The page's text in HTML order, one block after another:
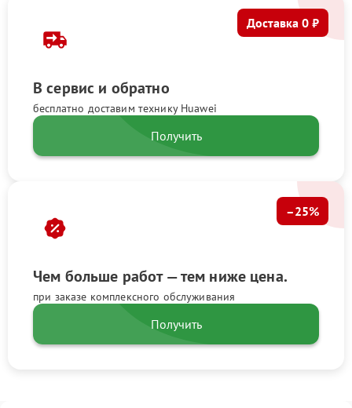
В сервис и обратно
бесплатно доставим технику Huawei
Доставка 0 ₽
Получить
Чем больше работ — тем ниже цена.
при заказе комплексного обслуживания
–25%
Получить